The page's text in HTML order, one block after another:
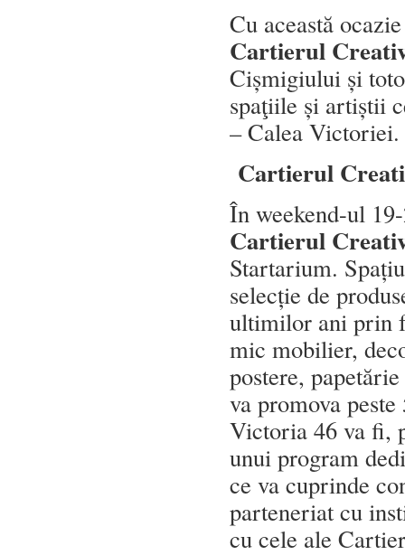
Cu această
Cartierul
Cișmigiului și
spaţiile și artiștii
– Calea Victoriei.
Cartierul
În weekend-ul
Cartierul
Startarium.
selecție de
ultimilor ani prin
mic mobilier,
postere,
va promova
Victoria 46 va fi,
unui program
ce va cuprinde
parteneriat cu
cu cele ale